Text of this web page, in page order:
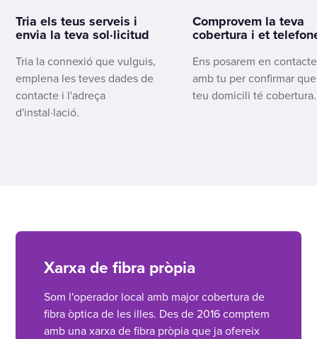
Tria els teus serveis i
envia la teva sol·licitud
Tria la connexió que vulguis,
emplena les teves dades de
contacte i l'adreça
d'instal·lació.
Comprovem la teva
cobertura i et
Ens posarem en contacte
amb tu per confirmar
teu domicili té cobertura.
Xarxa de fibra pròpia
Som l'operador local amb major cobertura de
fibra òptica de les illes. Des de 2016 comptem
amb una xarxa de fibra pròpia que ja ofereix